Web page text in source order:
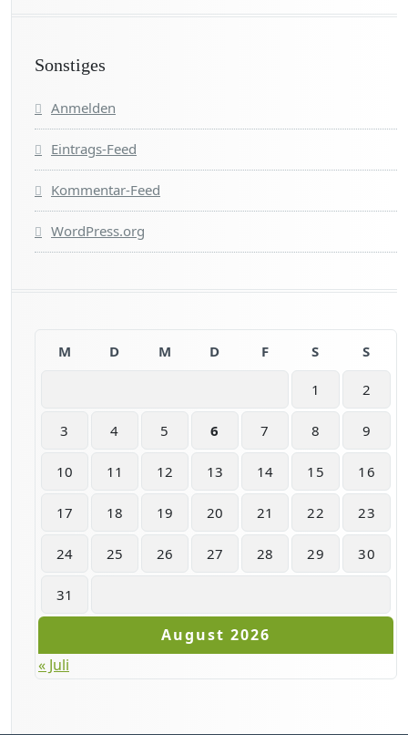
Sonstiges
Anmelden
Eintrags-Feed
Kommentar-Feed
WordPress.org
August 2026
M D M D F S S
1 2
3 4 5 6 7 8 9
10 11 12 13 14 15 16
17 18 19 20 21 22 23
24 25 26 27 28 29 30
31
« Juli